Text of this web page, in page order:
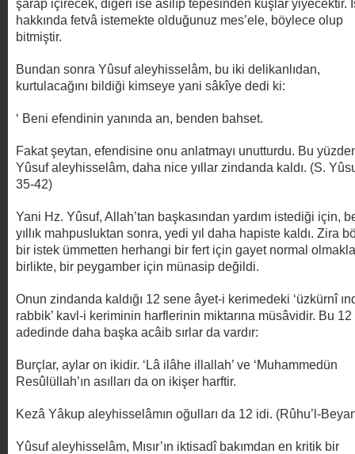
şarap içirecek, diğeri ise asılıp tepesinden kuşlar yiyecektir.
hakkında fetvâ istemekte olduğunuz mes’ele, böylece olup
bitmiştir.
Bundan sonra Yûsuf aleyhisselâm, bu iki delikanlıdan,
kurtulacağını bildiği kimseye yani sâkîye dedi ki:
‘ Beni efendinin yanında an, benden bahset.
Fakat şeytan, efendisine onu anlatmayı unutturdu. Bu
Yûsuf aleyhisselâm, daha nice yıllar zindanda kaldı. (S.
35-42)
Yani Hz. Yûsuf, Allah’tan başkasından yardım istediği için,
yıllık mahpusluktan sonra, yedi yıl daha hapiste kaldı. Zira
bir istek ümmetten herhangi bir fert için gayet normal olmakla
birlikte, bir peygamber için münasip değildi.
Onun zindanda kaldığı 12 sene âyet-i kerimedeki ‘üzkürnî
rabbik’ kavl-i keriminin harflerinin miktarına müsâvidir. Bu 12
adedinde daha başka acâib sırlar da vardır:
Burçlar, aylar on ikidir. ‘Lâ ilâhe illallah’ ve ‘Muhammedün
Resûlüllah’ın asılları da on ikişer harftir.
Kezâ Yâkup aleyhisselâmın oğulları da 12 idi. (Rûhu’l-
Yûsuf aleyhisselâm, Mısır’ın iktisadî bakımdan en kritik bir